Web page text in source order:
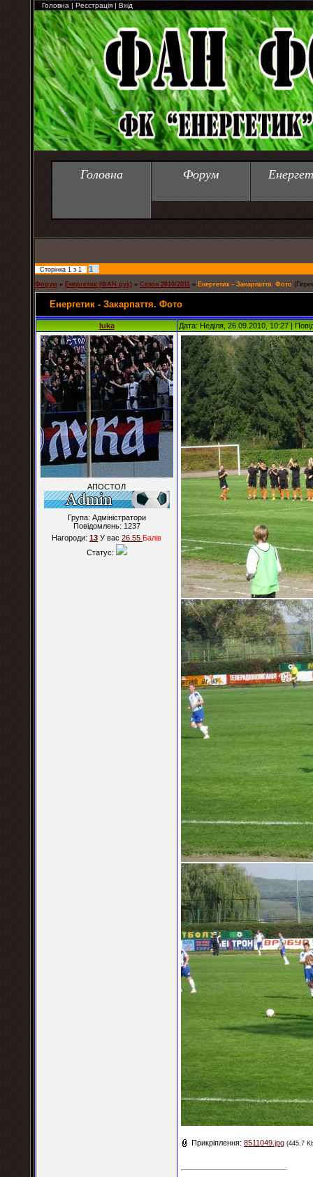
Головна | Реєстрація | Вхід
Головна Форум
Сторінка 1 з 1 1
Форум » Енергетик (ФАН рух) » Сезон 2010/2011 » Енергетик - Закарпаття. Фото
Енергетик - Закарпаття. Фото
luka Дата: Неділя, 26.09.2010, 10:27 |
АПОСТОЛ
Група: Адміністратори
Повідомлень: 1237
Нагороди: 13 У вас 26.55 Балiв
Статус:
Прикріплення: 8511049.jpg (445.7